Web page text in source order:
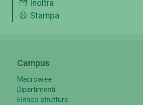
Inoltra
Stampa
Campus
Macroaree
Dipartimenti
Elenco strutture